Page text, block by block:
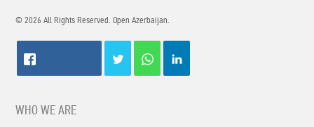
© 2026 All Rights Reserved. Open Azerbaijan.
WHO WE ARE